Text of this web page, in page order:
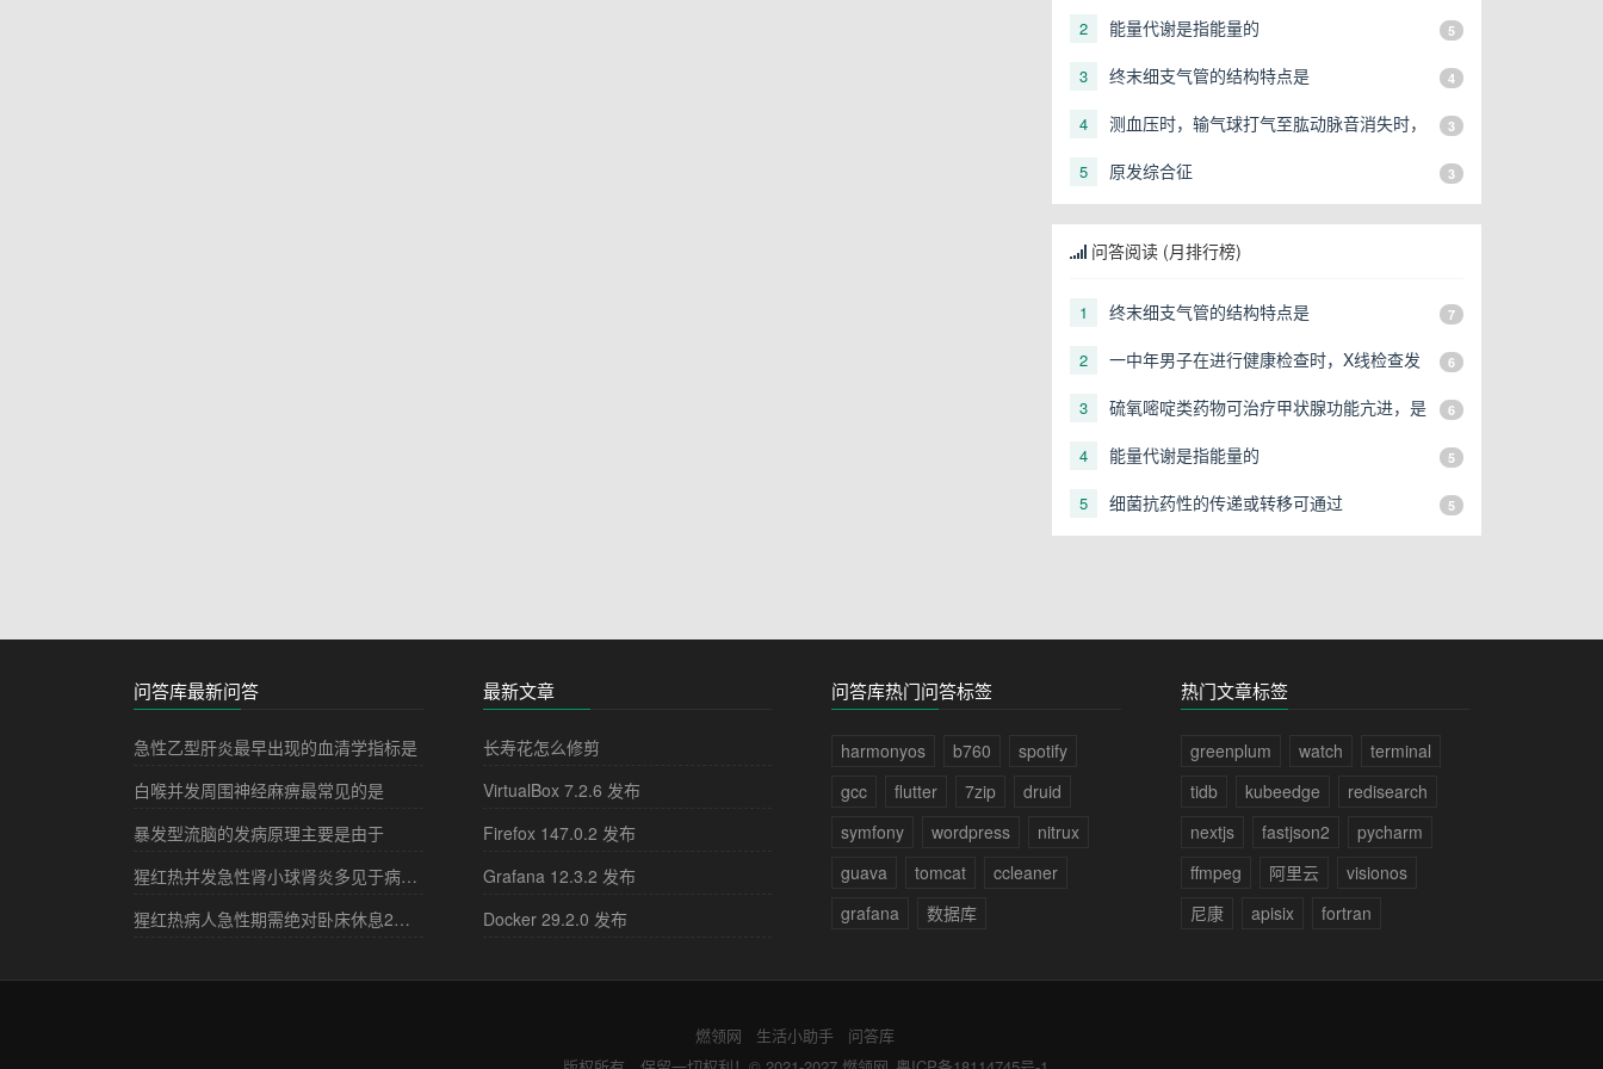
2 能量代谢是指能量的 5
3 终末细支气管的结构特点是 4
4
测血压时，输气球打气至肱动脉音消失时，
3
5 原发综合征 3
问答阅读 (月排行榜)
1 终末细支气管的结构特点是 7
2
一中年男子在进行健康检查时，X线检查发
考虑
6
3
硫氧嘧啶类药物可治疗甲状腺功能亢进，是
6
4 能量代谢是指能量的 5
5 细菌抗药性的传递或转移可通过 5
问答库最新问答
急性乙型肝炎最早出现的血清学指标是
白喉并发周围神经麻痹最常见的是
暴发型流脑的发病原理主要是由于
猩红热并发急性肾小球肾炎多见于病程的
猩红热病人急性期需绝对卧床休息2－3周，其目的是
最新文章
长寿花怎么修剪
VirtualBox 7.2.6 发布
Firefox 147.0.2 发布
Grafana 12.3.2 发布
Docker 29.2.0 发布
问答库热门问答标签
harmonyos b760
spotify
gcc
flutter 7zip
druid
symfony
wordpress
nitrux
guava
tomcat
ccleaner
grafana
数据库
热门文章标签
greenplum watch
terminal
tidb
kubeedge
redisearch
nextjs
fastjson2
pycharm
ffmpeg
阿里云
visionos
尼康
apisix fortran
燃领网 生活小助手
问答库